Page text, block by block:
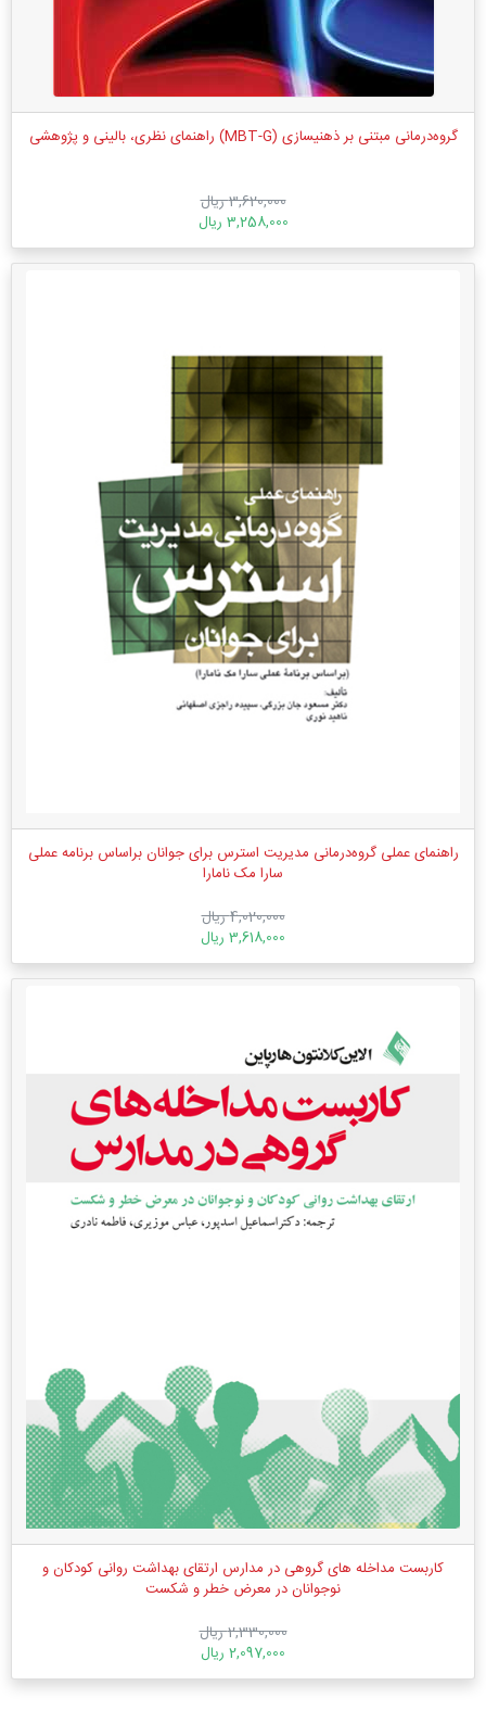
گروه‌درمانی مبتنی بر ذهنیسازی (MBT-G) راهنمای نظری، بالینی و پژوهشی
3,620,000 ریال
3,258,000 ریال
راهنمای عملی گروه‌درمانی مدیریت استرس برای جوانان براساس برنامه عملی
سارا مک نامارا
4,020,000 ریال
3,618,000 ریال
کاربست مداخله های گروهی در مدارس ارتقای بهداشت روانی کودکان و
نوجوانان در معرض خطر و شکست
2,330,000 ریال
2,097,000 ریال